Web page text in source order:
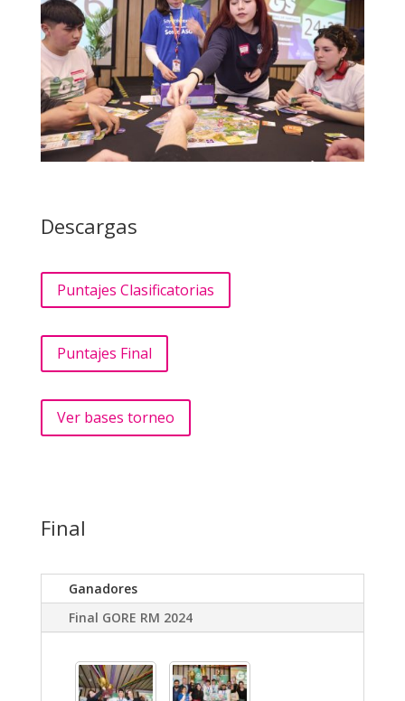
Descargas
Puntajes Clasificatorias
Puntajes Final
Ver bases torneo
Final
Ganadores
Final GORE RM 2024